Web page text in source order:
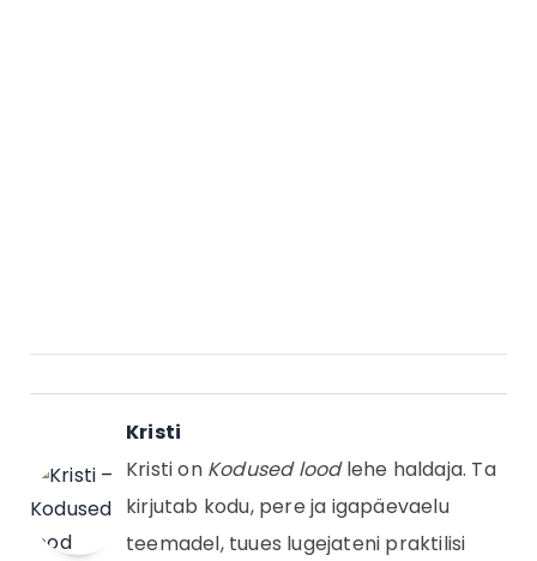
Kristi
Kristi on Kodused loodlehe haldaja. Ta
kirjutab kodu, pere ja igapäevaelu
teemadel, tuues lugejateni praktilisi